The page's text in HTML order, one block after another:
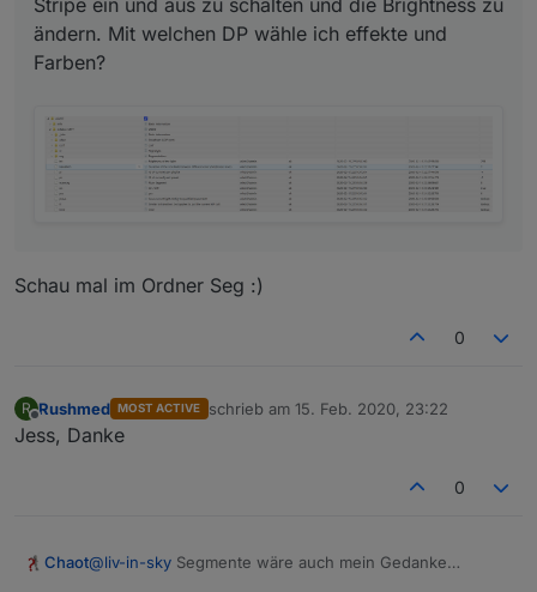
Stripe ein und aus zu schalten und die Brightness zu
ändern. Mit welchen DP wähle ich effekte und
Farben?
Schau mal im Ordner Seg :)
0
R
Offline
Rushmed MOST ACTIVE schrieb am 15. Feb. 2020, 23:22
zuletzt editiert von
Jess, Danke
0
Chaot@liv-in-sky Segmente wäre auch mein Gedanke